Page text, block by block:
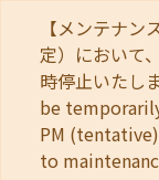
【メンテナ
定）において
時停止いたし
be
PM
to